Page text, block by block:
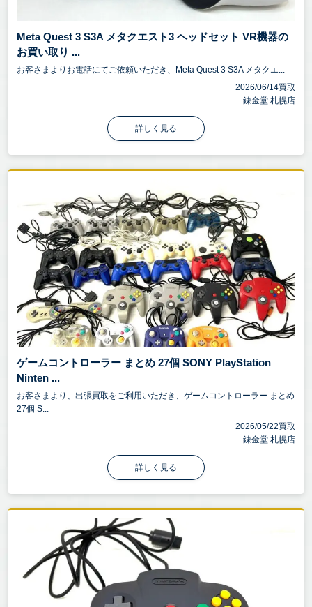
Meta Quest 3 S3A メタクエスト3 ヘッドセット VR機器の
お買い取り ...
お客さまよりお電話にてご依頼いただき、Meta Quest 3 S3A メタクエ...
2026/06/14買取
錬金堂 札幌店
詳しく見る
ゲームコントローラー まとめ 27個 SONY PlayStation
Ninten ...
お客さまより、出張買取をご利用いただき、ゲームコントローラー まとめ
27個 S...
2026/05/22買取
錬金堂 札幌店
詳しく見る